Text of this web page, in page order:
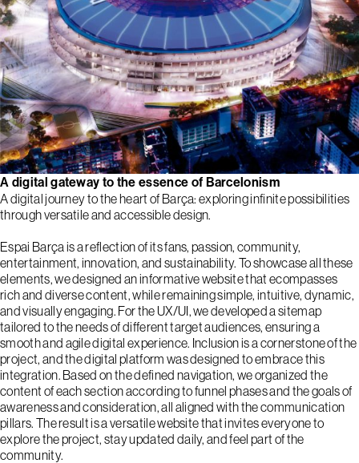
A digital gateway to the essence of Barcelonism
A digital journey to the heart of Barça: exploring infinite possibilities
through versatile and accessible design.
Espai Barça is a reflection of its fans, passion, community,
entertainment, innovation, and sustainability. To showcase all these
elements, we designed an informative website that ecompasses
rich and diverse content, while remaining simple, intuitive, dynamic,
and visually engaging. For the UX/UI, we developed a sitemap
tailored to the needs of different target audiences, ensuring a
smooth and agile digital experience. Inclusion is a cornerstone of the
project, and the digital platform was designed to embrace this
integration. Based on the defined navigation, we organized the
content of each section according to funnel phases and the goals of
awareness and consideration, all aligned with the communication
pillars. The result is a versatile website that invites everyone to
explore the project, stay updated daily, and feel part of the
community.